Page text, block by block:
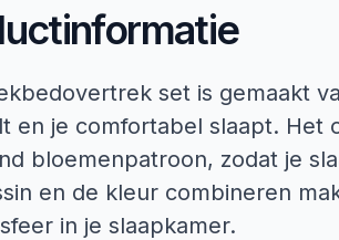
set is gemaakt
en je comfortabel slaapt.
bloemenpatroon, zodat je
en de kleur combineren
in je slaapkamer.